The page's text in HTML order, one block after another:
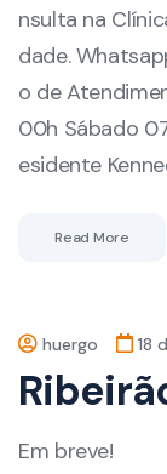
nsulta na
dade.
o de
00h Sábado
esidente
Read More
huergo 18
Em breve!